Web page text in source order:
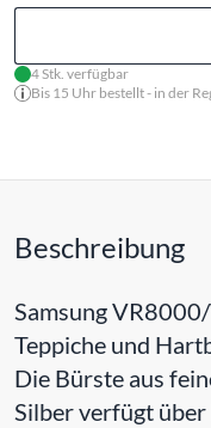
4 Stk. verfügbar
Bis 15 Uhr bestellt - in der
Beschreibung
Samsung
Teppiche und
Die Bürste aus
Silber verfügt